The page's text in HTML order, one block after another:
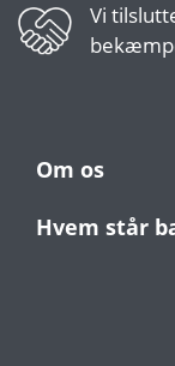
Vi
Om os
Hvem står